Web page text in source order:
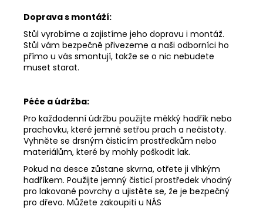
Doprava s montáží:
Stůl vyrobíme a zajistíme jeho dopravu i montáž.
Stůl vám bezpečně přivezeme a naši odborníci ho
přímo u vás smontují, takže se o nic nebudete
muset starat.
Péče a údržba:
Pro každodenní údržbu použijte měkký hadřík nebo
prachovku, které jemně setřou prach a nečistoty.
Vyhněte se drsným čisticím prostředkům nebo
materiálům, které by mohly poškodit lak.
Pokud na desce zůstane skvrna, otřete ji vlhkým
hadříkem. Použijte jemný čisticí prostředek vhodný
pro lakované povrchy a ujistěte se, že je bezpečný
pro dřevo. Můžete zakoupiti u NÁS